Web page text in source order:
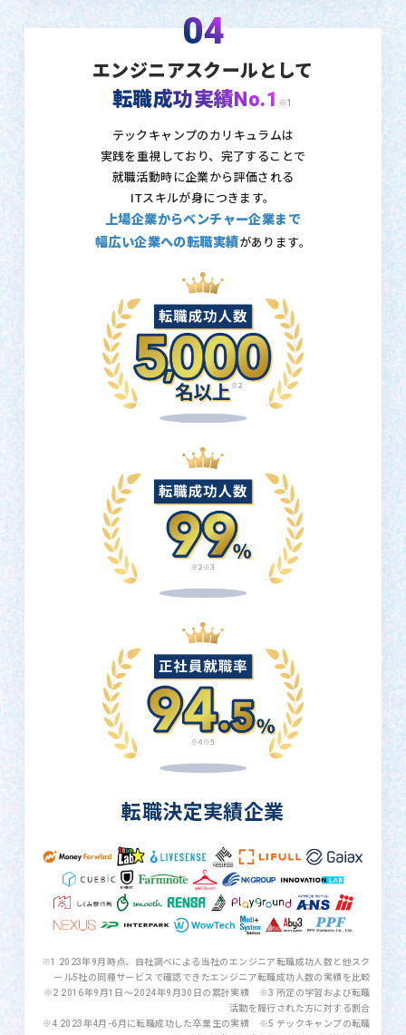
04
エンジニアスクールとして
転職成功実績No.1 ※1
テックキャンプのカリキュラムは
実践を重視しており、 完了することで
就職活動時に企業から評価される
ITスキルが身につきます。
上場企業からベンチャー企業まで
幅広い企業への転職実績があります。
転職決定実績企業
※1 2023年9月時点、自社調べによる当社のエンジニア転職成功人数と他スク
ール5社の同種サービスで確認できたエンジニア転職成功人数の実績を比較
※2 2016年9月1日〜2024年9月30日の累計実績 ※3 所定の学習および転職
活動を履行された方に対する割合
※4 2023年4月-6月に転職成功した卒業生の実績 ※5 テックキャンプの転職